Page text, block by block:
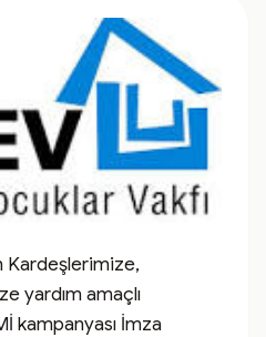
Kardeşlerimize,
yardım amaçlı
kampanyası İmza